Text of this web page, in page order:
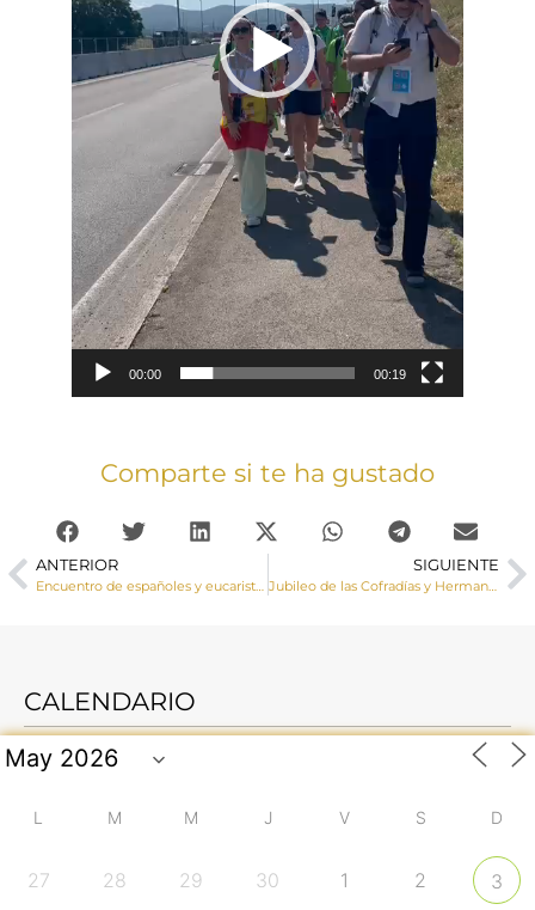
00:00 00:19
Comparte si te ha gustado
ANTERIOR SIGUIENTE
Jubileo de las Cofradías y Hermandades del Arciprestazgo de Motilla del Palancar
CALENDARIO
L M M J V S D
27 28 29 30 1 2 3